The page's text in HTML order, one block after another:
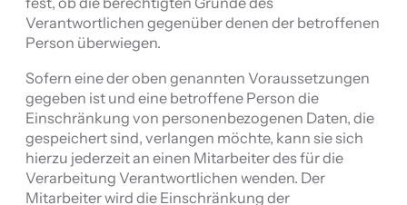
Verantwortlichen gegenüber denen der betroffenen
Person überwiegen.
Sofern eine der oben genannten Voraussetzungen
gegeben ist und eine betroffene Person die
Einschränkung von personenbezogenen Daten, die
gespeichert sind, verlangen möchte, kann sie sich
hierzu jederzeit an einen Mitarbeiter des für die
Verarbeitung Verantwortlichen wenden. Der
Mitarbeiter wird die Einschränkung der